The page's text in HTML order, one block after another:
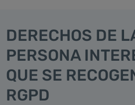
DERECHOS DE
PERSONA
QUE SE
RGPD